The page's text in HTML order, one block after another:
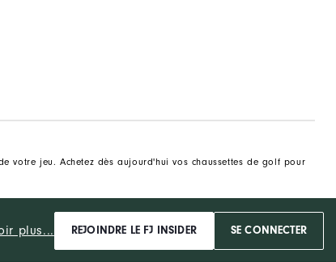
votre jeu. Achetez dès aujourd'hui vos chaussettes de golf pour
plus... REJOINDRE LE FJ INSIDER SE CONNECTER